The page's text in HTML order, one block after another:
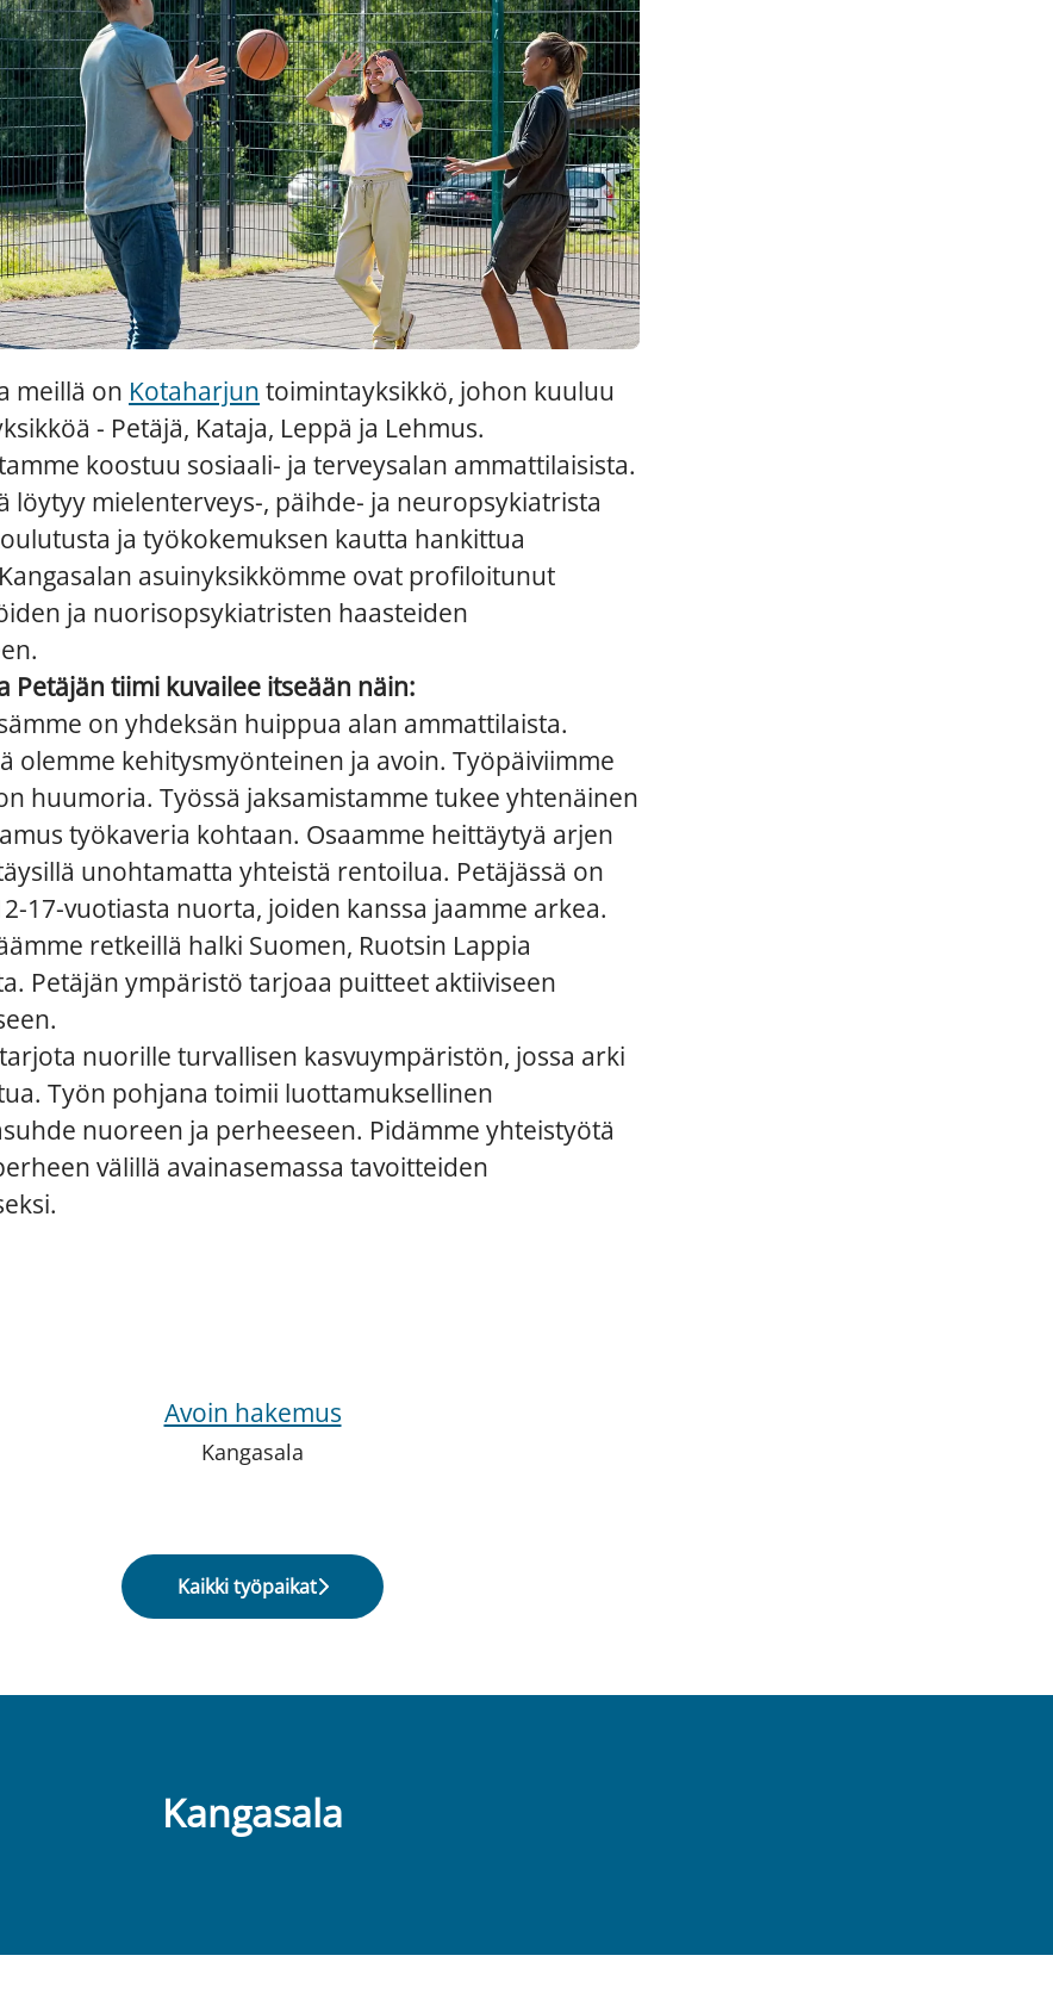
meillä on Kotaharjun toimintayksikkö, johon kuuluu
- Petäjä, Kataja, Leppä ja Lehmus.
koostuu sosiaali- ja terveysalan ammattilaisista.
löytyy mielenterveys-, päihde- ja neuropsykiatrista
ja työkokemuksen kautta hankittua
asuinyksikkömme ovat profiloitunut
ja nuorisopsykiatristen haasteiden
Petäjän tiimi kuvailee itseään näin:
on yhdeksän huippua alan ammattilaista.
olemme kehitysmyönteinen ja avoin. Työpäiviimme
huumoria. Työssä jaksamistamme tukee yhtenäinen
työkaveria kohtaan. Osaamme heittäytyä arjen
unohtamatta yhteistä rentoilua. Petäjässä on
17-vuotiasta nuorta, joiden kanssa jaamme arkea.
retkeillä halki Suomen, Ruotsin Lappia
Petäjän ympäristö tarjoaa puitteet aktiiviseen
nuorille turvallisen kasvuympäristön, jossa arki
Työn pohjana toimii luottamuksellinen
nuoreen ja perheeseen. Pidämme yhteistyötä
välillä avainasemassa tavoitteiden
Avoin hakemus
Kangasala
Kaikki työpaikat
Kangasala